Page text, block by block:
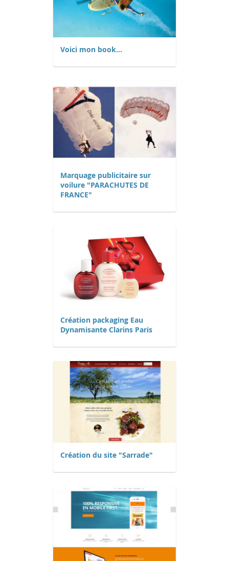
Voici mon book...
Marquage publicitaire sur
voilure "PARACHUTES DE
FRANCE"
Création packaging Eau
Dynamisante Clarins Paris
Création du site "Sarrade"